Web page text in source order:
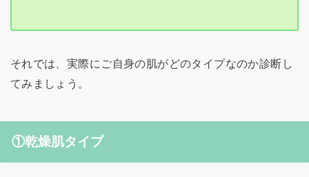
それでは、実際にご自身の肌がどのタイプなのか診断し
てみましょう。
①乾燥肌タイプ